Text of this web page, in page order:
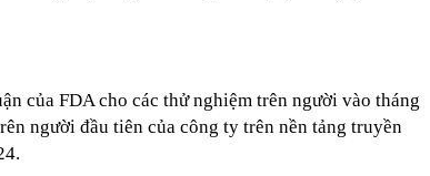
của FDA cho các thử nghiệm trên người vào tháng
người đầu tiên của công ty trên nền tảng truyền